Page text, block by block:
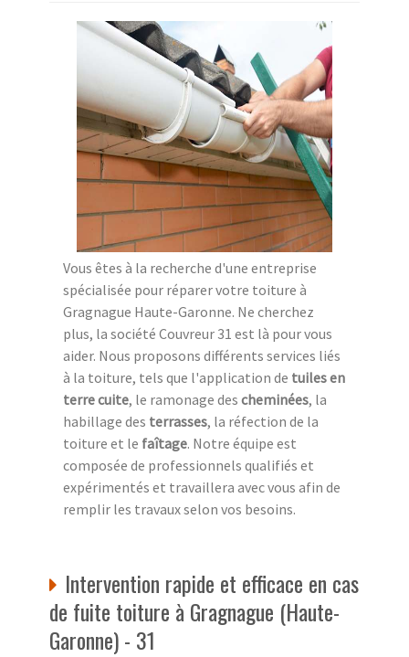
Vous êtes à la recherche d'une entreprise
spécialisée pour réparer votre toiture à
Gragnague Haute-Garonne. Ne cherchez
plus, la société Couvreur 31 est là pour vous
aider. Nous proposons différents services liés
à la toiture, tels que l'application de tuiles en
terre cuite, le ramonage des cheminées, la
habillage des terrasses, la réfection de la
toiture et le faîtage. Notre équipe est
composée de professionnels qualifiés et
expérimentés et travaillera avec vous afin de
remplir les travaux selon vos besoins.
Intervention rapide et efficace en cas
de fuite toiture à Gragnague (Haute-
Garonne) - 31